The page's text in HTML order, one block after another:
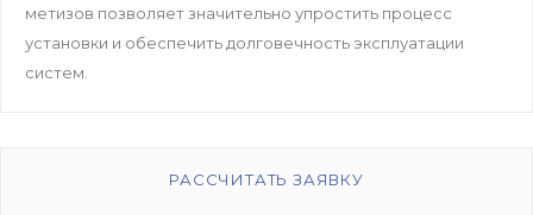
метизов позволяет значительно упростить процесс
установки и обеспечить долговечность эксплуатации
систем.
РАССЧИТАТЬ ЗАЯВКУ